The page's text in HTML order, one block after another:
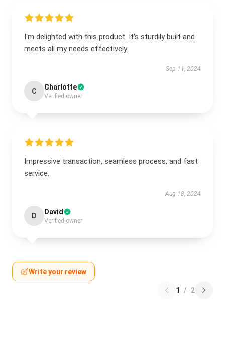
I'm delighted with this product. It’s sturdily built and
meets all my needs effectively.
Sep 11, 2024
C Charlotte
Verified owner
Impressive transaction, seamless process, and fast
service.
Aug 18, 2024
D David
Verified owner
Write your review
1 / 2